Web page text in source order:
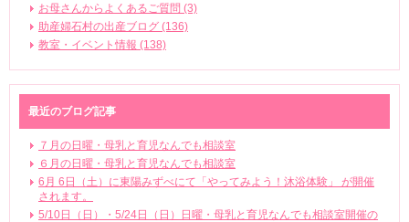
お母さんからよくあるご質問 (3)
助産婦石村の出産ブログ (136)
教室・イベント情報 (138)
最近のブログ記事
７月の日曜・母乳と育児なんでも相談室
６月の日曜・母乳と育児なんでも相談室
6月 6日（土）に東陽みずべにて「やってみよう！沐浴体験」 が開催
されます。
5/10日（日）・5/24日（日）日曜・母乳と育児なんでも相談室開催の